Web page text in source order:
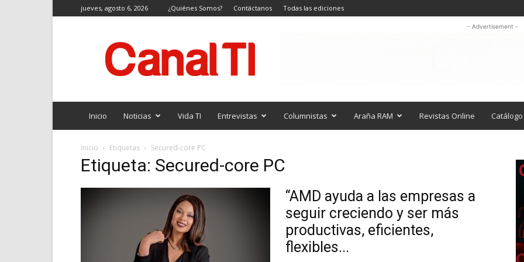
jueves, agosto 6, 2026 ¿Quiénes Somos? Contáctanos Todas las ediciones
TI
- Advertisement -
Inicio Noticias Vida TI Entrevistas Columnistas Araña RAM Revistas Online Catálogo
Inicio Etiquetas Secured-core PC
Etiqueta: Secured-core PC
“AMD ayuda a las empresas a
seguir creciendo y ser más
productivas, eficientes,
flexibles...